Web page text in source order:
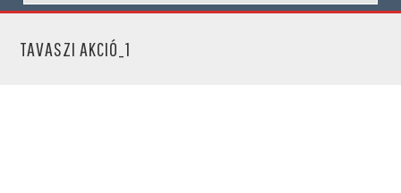
TAVASZI AKCIÓ_1